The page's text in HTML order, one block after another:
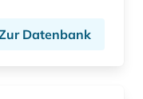
Datenbank